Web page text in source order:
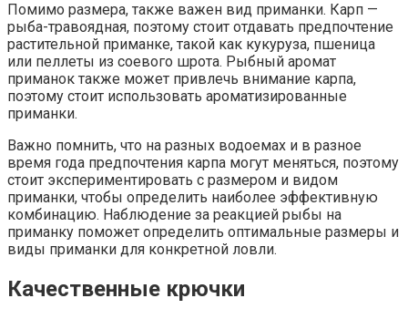
Помимо размера, также важен вид приманки. Карп —
рыба-травоядная, поэтому стоит отдавать предпочтение
растительной приманке, такой как кукуруза, пшеница
или пеллеты из соевого шрота. Рыбный аромат
приманок также может привлечь внимание карпа,
поэтому стоит использовать ароматизированные
приманки.
Важно помнить, что на разных водоемах и в разное
время года предпочтения карпа могут меняться, поэтому
стоит экспериментировать с размером и видом
приманки, чтобы определить наиболее эффективную
комбинацию. Наблюдение за реакцией рыбы на
приманку поможет определить оптимальные размеры и
виды приманки для конкретной ловли.
Качественные крючки